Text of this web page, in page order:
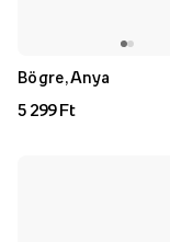
Bögre, Anya
5 299 Ft